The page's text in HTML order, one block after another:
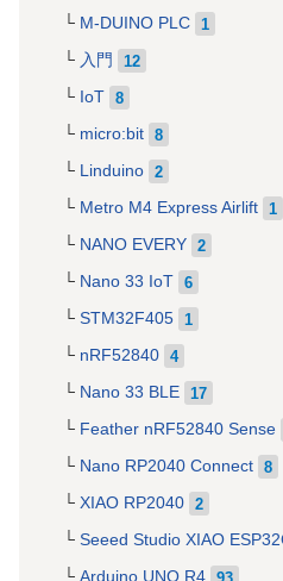
M-DUINO PLC 1
入門 12
IoT 8
micro:bit 8
Linduino 2
Metro M4 Express Airlift 1
NANO EVERY 2
Nano 33 IoT 6
STM32F405 1
nRF52840 4
Nano 33 BLE 17
Feather nRF52840 Sense
Nano RP2040 Connect 8
XIAO RP2040 2
Seeed Studio XIAO
Arduino UNO R4 93